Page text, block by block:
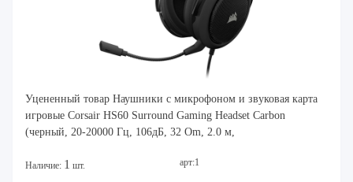
Уцененный товар Наушники с микрофоном и звуковая карта
игровые Corsair HS60 Surround Gaming Headset Carbon
(черный, 20-20000 Гц, 106дБ, 32 Om, 2.0 м,
Наличие: 1 шт. арт:1